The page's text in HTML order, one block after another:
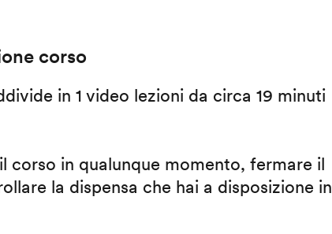
corso
in 1 video lezioni da circa 19 minuti
corso in qualunque momento, fermare il
la dispensa che hai a disposizione in